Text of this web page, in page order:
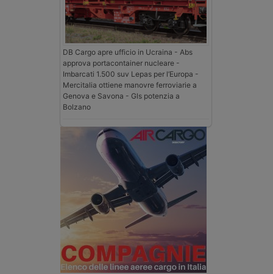
DB Cargo apre ufficio in Ucraina - Abs
approva portacontainer nucleare -
Imbarcati 1.500 suv Lepas per l’Europa -
Mercitalia ottiene manovre ferroviarie a
Genova e Savona - Gls potenzia a
Bolzano